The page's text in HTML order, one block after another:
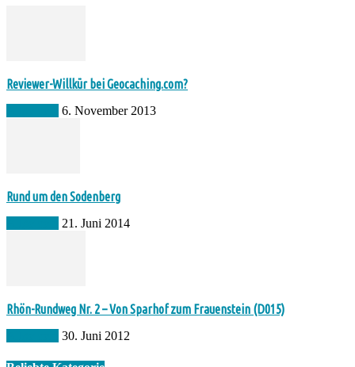
Reviewer-Willkür bei Geocaching.com?
6. November 2013
Rund um den Sodenberg
21. Juni 2014
Rhön-Rundweg Nr. 2 – Von Sparhof zum Frauenstein (D015)
30. Juni 2012